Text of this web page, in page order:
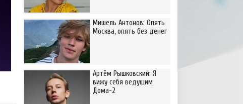
Мишель Антонов: Опять
Москва, опять без денег
Артём Рышковский: Я
вижу себя ведущим
Дома-2